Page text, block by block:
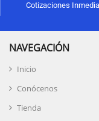
Cotizaciones
NAVEGACIÓN
Inicio
Conócenos
Tienda